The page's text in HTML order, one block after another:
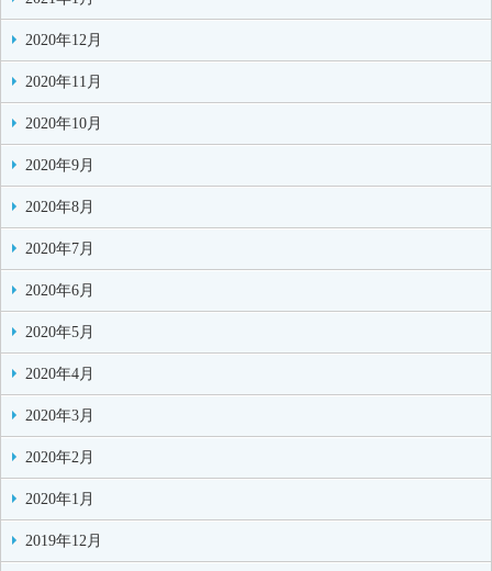
2020年12月
2020年11月
2020年10月
2020年9月
2020年8月
2020年7月
2020年6月
2020年5月
2020年4月
2020年3月
2020年2月
2020年1月
2019年12月